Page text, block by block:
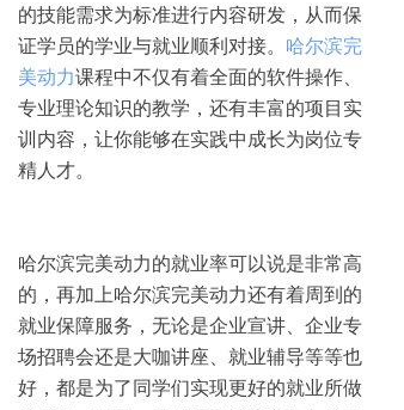
的技能需求为标准进行内容研发，从而保
证学员的学业与就业顺利对接。 哈尔滨完
美动力课程中不仅有着全面的软件操作、
专业理论知识的教学，还有丰富的项目实
训内容，让你能够在实践中成长为岗位专
精人才。
哈尔滨完美动力的就业率可以说是非常高
的，再加上哈尔滨完美动力还有着周到的
就业保障服务，无论是企业宣讲、企业专
场招聘会还是大咖讲座、就业辅导等等也
好，都是为了同学们实现更好的就业所做